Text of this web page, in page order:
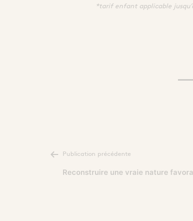
*tarif enfant applicable
NAVIGATION
DE
Publication précédente
Reconstruire une vraie nature